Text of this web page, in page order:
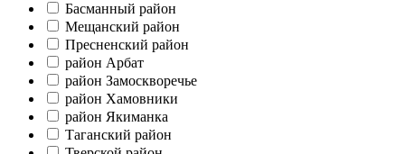
Басманный район
Мещанский район
Пресненский район
район Арбат
район Замоскворечье
район Хамовники
район Якиманка
Таганский район